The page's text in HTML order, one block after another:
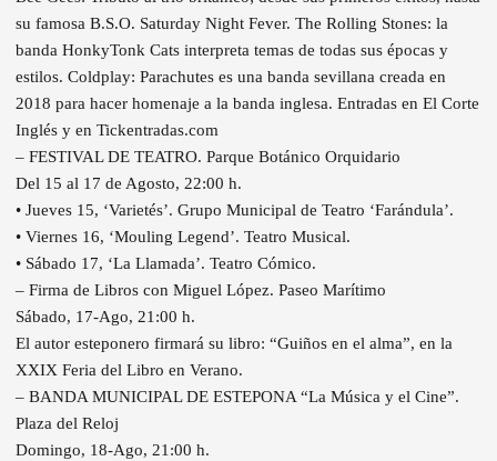
su famosa B.S.O. Saturday Night Fever. The Rolling Stones: la
banda HonkyTonk Cats interpreta temas de todas sus épocas y
estilos. Coldplay: Parachutes es una banda sevillana creada en
2018 para hacer homenaje a la banda inglesa. Entradas en El Corte
Inglés y en Tickentradas.com
– FESTIVAL DE TEATRO. Parque Botánico Orquidario
Del 15 al 17 de Agosto, 22:00 h.
• Jueves 15, ‘Varietés’. Grupo Municipal de Teatro ‘Farándula’.
• Viernes 16, ‘Mouling Legend’. Teatro Musical.
• Sábado 17, ‘La Llamada’. Teatro Cómico.
– Firma de Libros con Miguel López. Paseo Marítimo
Sábado, 17-Ago, 21:00 h.
El autor esteponero firmará su libro: “Guiños en el alma”, en la
XXIX Feria del Libro en Verano.
– BANDA MUNICIPAL DE ESTEPONA “La Música y el Cine”.
Plaza del Reloj
Domingo, 18-Ago, 21:00 h.